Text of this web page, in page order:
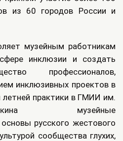
из 60 городов России и
музейным работникам
инклюзии и создать
профессионалов,
инклюзивных проектов в
летней практики в ГМИИ им.
музейные
русского жестового
сообщества глухих,